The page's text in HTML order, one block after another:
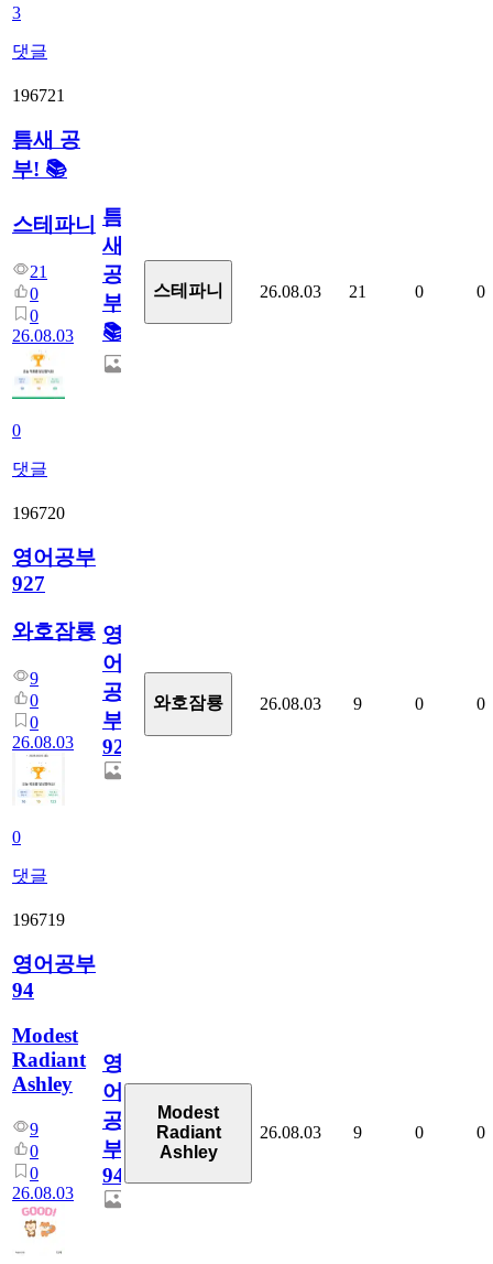
3
댓글
196721
틈새 공
부! 📚
스테파니
21
0
0
26.08.03
0
댓글
틈
새
공
부!
📚
스테파니 26.08.03 21 0 0
196720
영어공부
927
와호잠룡
9
0
0
26.08.03
0
댓글
영
어
공
부
927
와호잠룡 26.08.03 9 0 0
196719
영어공부
94
Modest
Radiant
Ashley
9
0
0
26.08.03
영
어
공
부
94
Modest
Radiant
Ashley
26.08.03 9 0 0